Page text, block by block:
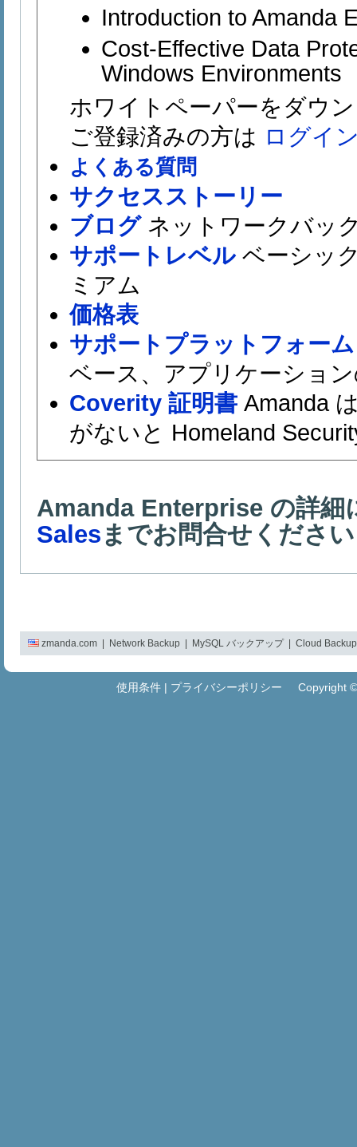
Introduction to Amanda
Cost-Effective Data
Windows Environments
ホワイトペーパーをダウ
ご登録済みの方は ログイ
よくある質問
サクセスストーリー
ブログネットワークバッ
サポートレベル ベーシッ
ミアム
価格表
サポートプラットフォーム
ベース、アプリケーショ
Coverity 証明書 Amanda
がないと Homeland
Amanda Enterprise の詳細
Salesまでお問合せくださ
zmanda.com Network Backup MySQL バックアップ| Cloud Backup
使用条件| プライバシーポリシー Copyright ©